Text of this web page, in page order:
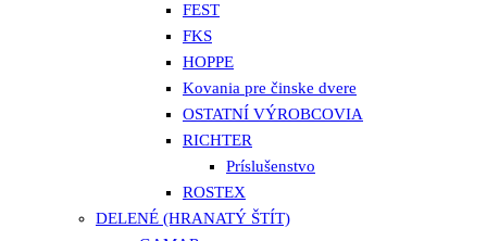
FEST
FKS
HOPPE
Kovania pre činske dvere
OSTATNÍ VÝROBCOVIA
RICHTER
Príslušenstvo
ROSTEX
DELENÉ (HRANATÝ ŠTÍT)